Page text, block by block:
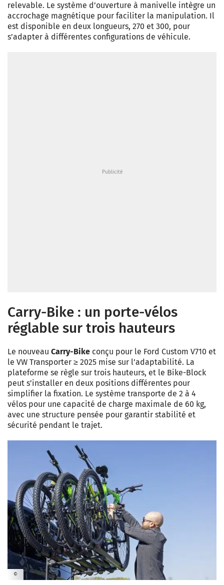
relevable. Le système d’ouverture à manivelle intègre un
accrochage magnétique pour faciliter la manipulation. Il
est disponible en deux longueurs, 270 et 300, pour
s’adapter à différentes configurations de véhicule.
Carry-Bike : un porte-vélos
réglable sur trois hauteurs
Le nouveau Carry-Bike conçu pour le Ford Custom V710 et
le VW Transporter ≥ 2025 mise sur l’adaptabilité. La
plateforme se règle sur trois hauteurs, et le Bike-Block
peut s’installer en deux positions différentes pour
simplifier la fixation. Le système transporte de 2 à 4
vélos pour une capacité de charge maximale de 60 kg,
avec une structure pensée pour garantir stabilité et
sécurité pendant le trajet.
©